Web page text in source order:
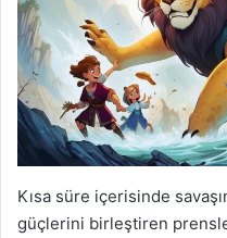
Kısa süre içerisinde
güçlerini birleştiren